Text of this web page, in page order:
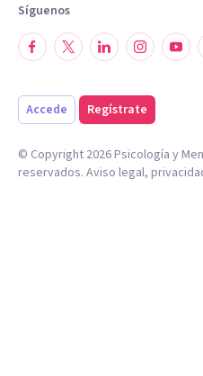
Síguenos
Accede Regístrate
© Copyright 2026Psicología y
reservados. Aviso legal,